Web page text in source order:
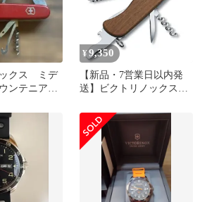
ックス ミデ
ンテニア
¥9,350
【新品・7営業日以内発
送】ビクトリノックス
7611160059017 フォーリ
スターウッド ＃0．
8361．63【沖縄離島販売
不可】